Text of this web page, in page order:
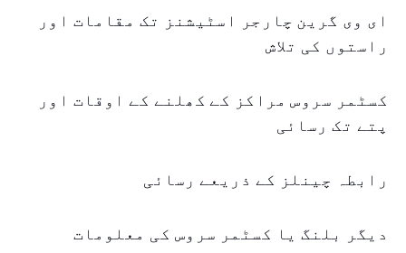
ای وی گرین چارجر اسٹیشنز تک مقامات اور
راستوں کی تلاش
کسٹمر سروس مراکز کے کھلنے کے اوقات اور
پتے تک رسائی
رابطہ چینلز کے ذریعے رسائی
دیگر بلنگ یا کسٹمر سروس کی معلومات